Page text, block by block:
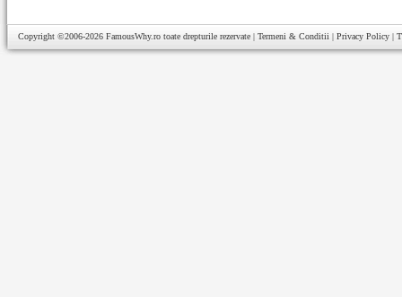
Copyright ©2006-2026 FamousWhy.ro toate drepturile rezervate | Termeni & Conditii | Privacy Policy |